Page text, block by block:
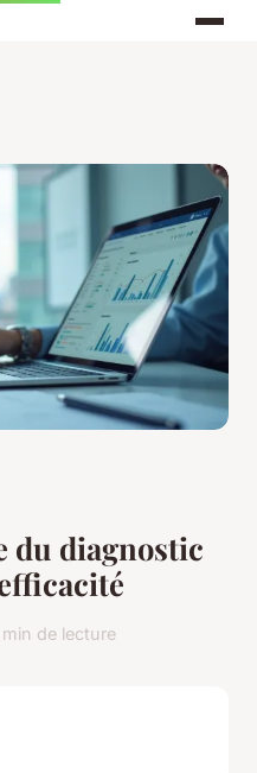
du diagnostic
min de lecture